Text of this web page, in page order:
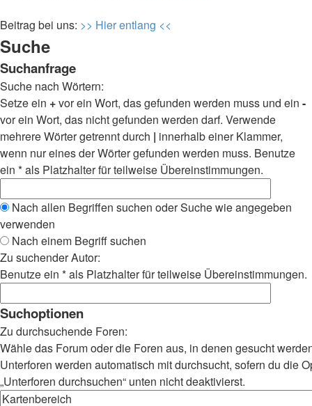
Beitrag bei uns: >> Hier entlang <<
Suche
Suchanfrage
Suche nach Wörtern:
Setze ein +vor ein Wort, das gefunden werden muss und ein -
vor ein Wort, das nicht gefunden werden darf. Verwende
mehrere Wörter getrennt durch | innerhalb einer Klammer,
wenn nur eines der Wörter gefunden werden muss. Benutze
ein * als Platzhalter für teilweise Übereinstimmungen.
Nach allen Begriffen suchen oder Suche wie angegeben
verwenden
Nach einem Begriff suchen
Zu suchender Autor:
Benutze ein * als Platzhalter für teilweise Übereinstimmungen.
Suchoptionen
Zu durchsuchende Foren:
Wähle das Forum oder die Foren aus, in denen gesucht
Unterforen werden automatisch mit durchsucht, sofern du die
„Unterforen durchsuchen“ unten nicht deaktivierst.